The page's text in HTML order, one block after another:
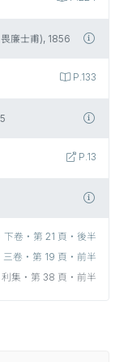
廉士甫), 1856
P.133
P.13
下卷‧第 21 頁‧後半
三卷‧第 19 頁‧前半
利集‧第 38 頁‧前半